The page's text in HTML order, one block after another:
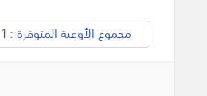
مجموع الأوعية المتوفرة : 1